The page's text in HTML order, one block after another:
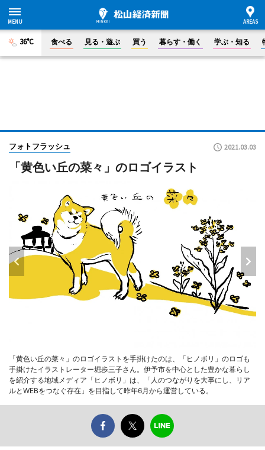
36°C 食べる 見る・遊ぶ 買う 暮らす・働く 学ぶ・知る
フォトフラッシュ 2021.03.03
「黄色い丘の菜々」のロゴイラスト
「黄色い丘の菜々」のロゴイラストを手掛けたのは、「ヒノボリ」のロゴも
手掛けたイラストレーター堀歩三子さん。伊予市を中心とした豊かな暮らし
を紹介する地域メディア「ヒノボリ」は、「人のつながりを大事にし、リア
ルとWEBをつなぐ存在」を目指して昨年6月から運営している。